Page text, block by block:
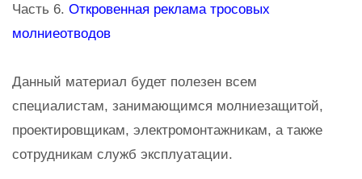
Часть 6. Откровенная реклама тросовых
молниеотводов
Данный материал будет полезен всем
специалистам, занимающимся молниезащитой,
проектировщикам, электромонтажникам, а также
сотрудникам служб эксплуатации.